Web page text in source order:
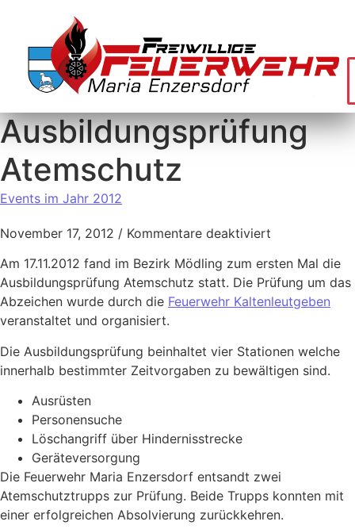
Ausbildungsprüfung
Atemschutz
Events im Jahr 2012
November 17, 2012 / Kommentare deaktiviert
Am 17.11.2012 fand im Bezirk Mödling zum ersten Mal die
Ausbildungsprüfung Atemschutz statt. Die Prüfung um das
Abzeichen wurde durch die Feuerwehr Kaltenleutgeben
veranstaltet und organisiert.
Die Ausbildungsprüfung beinhaltet vier Stationen welche
innerhalb bestimmter Zeitvorgaben zu bewältigen sind.
Ausrüsten
Personensuche
Löschangriff über Hindernisstrecke
Geräteversorgung
Die Feuerwehr Maria Enzersdorf entsandt zwei
Atemschutztrupps zur Prüfung. Beide Trupps konnten mit
einer erfolgreichen Absolvierung zurückkehren.